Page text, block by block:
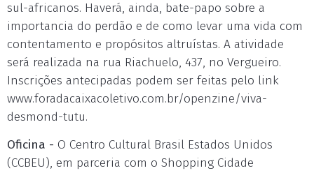
sul-africanos. Haverá, ainda, bate-papo sobre a
importancia do perdão e de como levar uma vida com
contentamento e propósitos altruístas. A atividade
será realizada na rua Riachuelo, 437, no Vergueiro.
Inscrições antecipadas podem ser feitas pelo link
www.foradacaixacoletivo.com.br/openzine/viva-
desmond-tutu.
Oficina - O Centro Cultural Brasil Estados Unidos
(CCBEU), em parceria com o Shopping Cidade